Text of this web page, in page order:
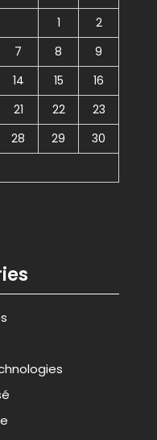
1
2
7 8
9
14 15
16
21 22
23
28 29
30